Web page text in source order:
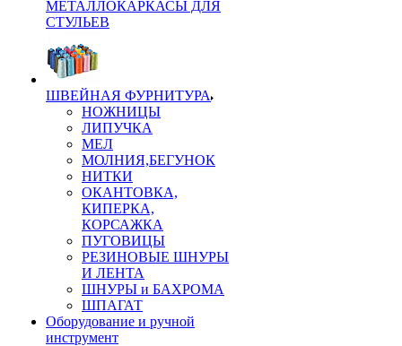
МЕТАЛЛОКАРКАСЫ ДЛЯ
СТУЛЬЕВ
ШВЕЙНАЯ ФУРНИТУРА
НОЖНИЦЫ
ЛИПУЧКА
МЕЛ
МОЛНИЯ,БЕГУНОК
НИТКИ
ОКАНТОВКА,
КИПЕРКА,
КОРСАЖКА
ПУГОВИЦЫ
РЕЗИНОВЫЕ ШНУРЫ
И ЛЕНТА
ШНУРЫ и БАХРОМА
ШПАГАТ
Оборудование и ручной
инструмент